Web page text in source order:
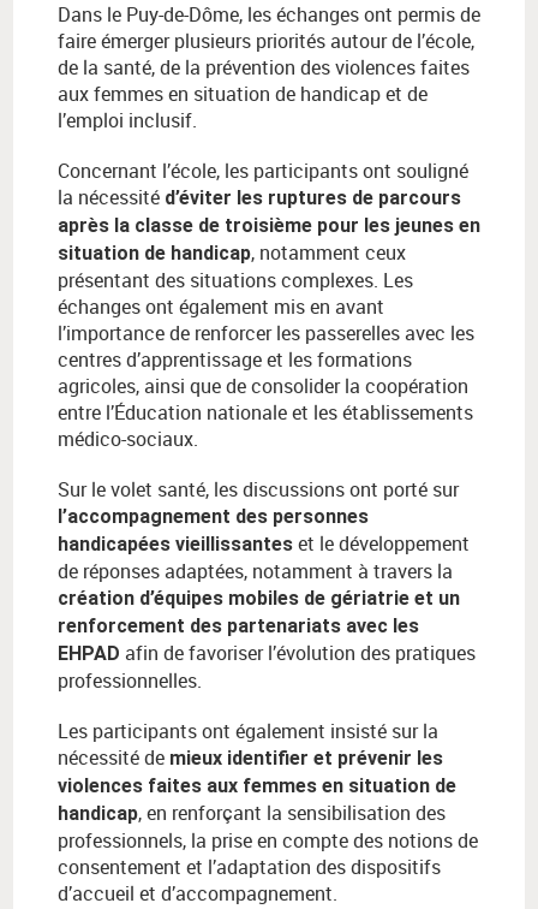
Dans le Puy-de-Dôme, les échanges ont permis de
faire émerger plusieurs priorités autour de l’école,
de la santé, de la prévention des violences faites
aux femmes en situation de handicap et de
l’emploi inclusif.
Concernant l’école, les participants ont souligné
la nécessité d’éviter les ruptures de parcours
après la classe de troisième pour les jeunes en
situation de handicap, notamment ceux
présentant des situations complexes. Les
échanges ont également mis en avant
l’importance de renforcer les passerelles avec les
centres d’apprentissage et les formations
agricoles, ainsi que de consolider la coopération
entre l’Éducation nationale et les établissements
médico-sociaux.
Sur le volet santé, les discussions ont porté sur
l’accompagnement des personnes
handicapées vieillissantes et le développement
de réponses adaptées, notamment à travers la
création d’équipes mobiles de gériatrie et un
renforcement des partenariats avec les
EHPAD afin de favoriser l’évolution des pratiques
professionnelles.
Les participants ont également insisté sur la
nécessité de mieux identifier et prévenir les
violences faites aux femmes en situation de
handicap, en renforçant la sensibilisation des
professionnels, la prise en compte des notions de
consentement et l’adaptation des dispositifs
d’accueil et d’accompagnement.